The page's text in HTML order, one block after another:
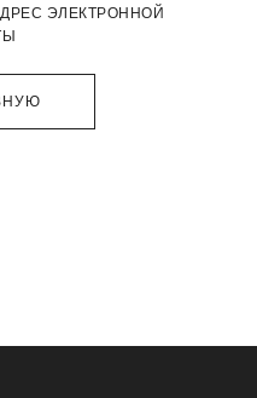
ЭЛЕКТРОННОЙ